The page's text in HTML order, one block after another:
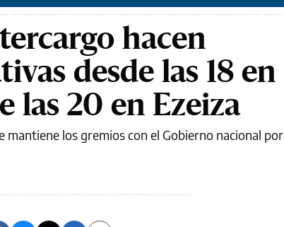
hacen
desde las 18 en
las 20 en Ezeiza
mantiene los gremios con el Gobierno nacional por